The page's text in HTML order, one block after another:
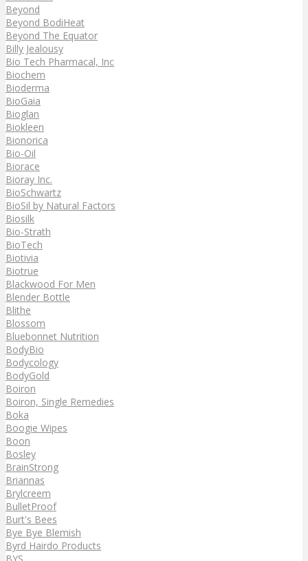
Beyond
Beyond BodiHeat
Beyond The Equator
Billy Jealousy
Bio Tech Pharmacal, Inc
Biochem
Bioderma
BioGaia
Bioglan
Biokleen
Bionorica
Bio-Oil
Biorace
Bioray Inc.
BioSchwartz
BioSil by Natural Factors
Biosilk
Bio-Strath
BioTech
Biotivia
Biotrue
Blackwood For Men
Blender Bottle
Blithe
Blossom
Bluebonnet Nutrition
BodyBio
Bodycology
BodyGold
Boiron
Boiron, Single Remedies
Boka
Boogie Wipes
Boon
Bosley
BrainStrong
Briannas
Brylcreem
BulletProof
Burt's Bees
Bye Bye Blemish
Byrd Hairdo Products
BYS